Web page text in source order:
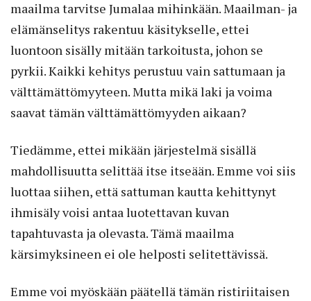
maailma tarvitse Jumalaa mihinkään. Maailman- ja
elämänselitys rakentuu käsitykselle, ettei
luontoon sisälly mitään tarkoitusta, johon se
pyrkii. Kaikki kehitys perustuu vain sattumaan ja
välttämättömyyteen. Mutta mikä laki ja voima
saavat tämän välttämättömyyden aikaan?
Tiedämme, ettei mikään järjestelmä sisällä
mahdollisuutta selittää itse itseään. Emme voi siis
luottaa siihen, että sattuman kautta kehittynyt
ihmisäly voisi antaa luotettavan kuvan
tapahtuvasta ja olevasta. Tämä maailma
kärsimyksineen ei ole helposti selitettävissä.
Emme voi myöskään päätellä tämän ristiriitaisen